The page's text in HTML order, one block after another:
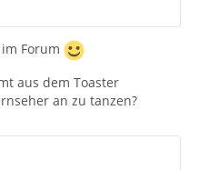
Forum
aus dem Toaster
an zu tanzen?